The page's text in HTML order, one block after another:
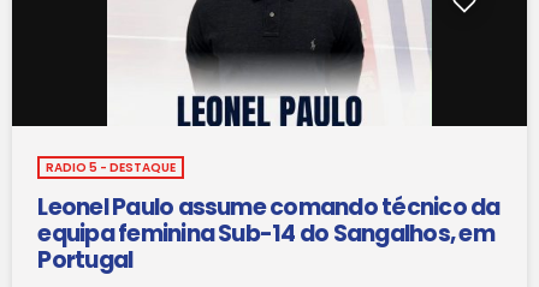
RADIO 5 - DESTAQUE
Leonel Paulo assume comando técnico da
equipa feminina Sub-14 do Sangalhos, em
Portugal